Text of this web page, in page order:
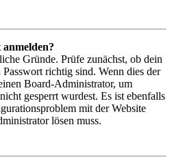
Gründe. Prüfe zunächst, ob dein
richtig sind. Wenn dies der
Board-Administrator, um
gesperrt wurdest. Es ist ebenfalls
mit der Website
lösen muss.